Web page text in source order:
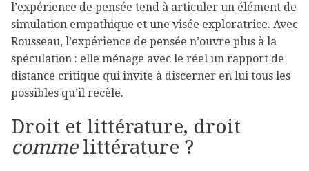
l’expérience de pensée tend à articuler un élément de
simulation empathique et une visée exploratrice. Avec
Rousseau, l’expérience de pensée n’ouvre plus à la
spéculation : elle ménage avec le réel un rapport de
distance critique qui invite à discerner en lui tous les
possibles qu’il recèle.
Droit et littérature, droit
commelittérature ?